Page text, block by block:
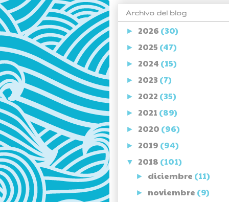
Archivo del blog
► 2026 (30)
► 2025 (47)
► 2024 (15)
► 2023 (7)
► 2022 (35)
► 2021 (89)
► 2020 (96)
► 2019 (94)
▼ 2018 (101)
► diciembre (11)
► noviembre (9)